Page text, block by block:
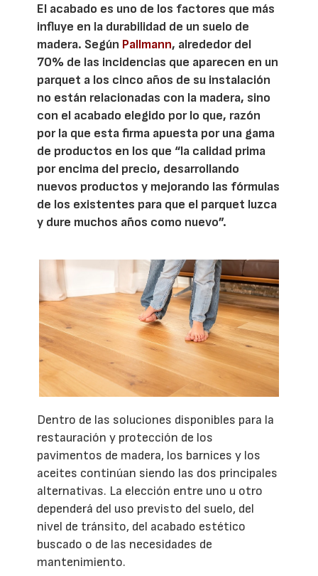
El acabado es uno de los factores que más
influye en la durabilidad de un suelo de
madera. Según Pallmann, alrededor del
70% de las incidencias que aparecen en un
parquet a los cinco años de su instalación
no están relacionadas con la madera, sino
con el acabado elegido por lo que, razón
por la que esta firma apuesta por una gama
de productos en los que “la calidad prima
por encima del precio, desarrollando
nuevos productos y mejorando las fórmulas
de los existentes para que el parquet luzca
y dure muchos años como nuevo”.
Dentro de las soluciones disponibles para la
restauración y protección de los
pavimentos de madera, los barnices y los
aceites continúan siendo las dos principales
alternativas. La elección entre uno u otro
dependerá del uso previsto del suelo, del
nivel de tránsito, del acabado estético
buscado o de las necesidades de
mantenimiento.